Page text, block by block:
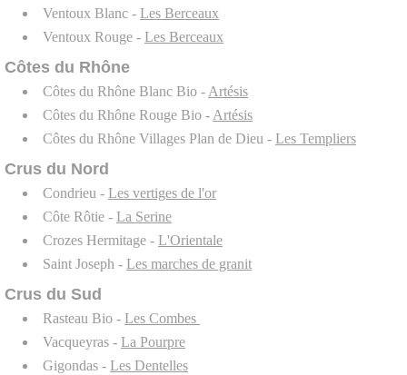
Ventoux Blanc - Les Berceaux
Ventoux Rouge - Les Berceaux
Côtes du Rhône
Côtes du Rhône Blanc Bio - Artésis
Côtes du Rhône Rouge Bio - Artésis
Côtes du Rhône Villages Plan de Dieu - Les Templiers
Crus du Nord
Condrieu - Les vertiges de l'or
Côte Rôtie - La Serine
Crozes Hermitage - L'Orientale
Saint Joseph - Les marches de granit
Crus du Sud
Rasteau Bio - Les Combes
Vacqueyras - La Pourpre
Gigondas - Les Dentelles